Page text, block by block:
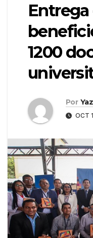
1200
Por
OCT